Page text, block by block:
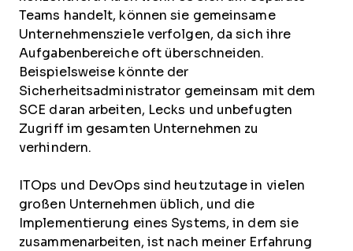
Teams handelt, können sie gemeinsame
Unternehmensziele verfolgen, da sich ihre
Aufgabenbereiche oft überschneiden.
Beispielsweise könnte der
Sicherheitsadministrator gemeinsam mit dem
SCE daran arbeiten, Lecks und unbefugten
Zugriff im gesamten Unternehmen zu
verhindern.
ITOps und DevOps sind heutzutage in vielen
großen Unternehmen üblich, und die
Implementierung eines Systems, in dem sie
zusammenarbeiten, ist nach meiner Erfahrung